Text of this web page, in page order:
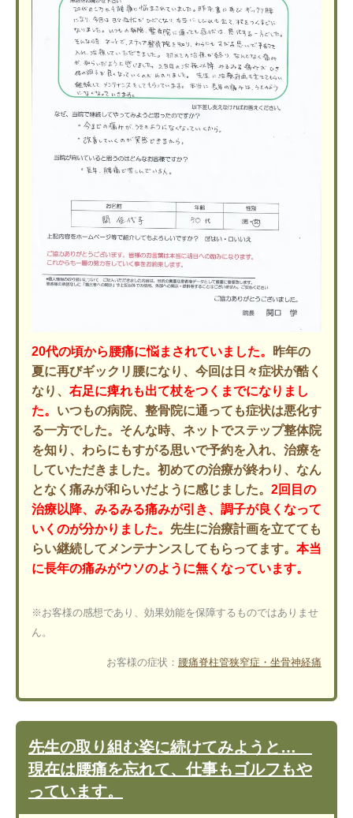
20代の頃から腰痛に悩まされていました。
昨年の
夏に再びギックリ腰になり、今回は日々症状が酷く
なり、 右足に痺れも出て杖をつくまでになりまし
た。 いつもの病院、整骨院に通っても症状は悪化す
る一方でした。そんな時、ネットでステップ整体院
を知り、わらにもすがる思いで予約を入れ、治療を
していただきました。初めての治療が終わり、なん
となく痛みが和らいだように感じました。 2回目の
治療以降、みるみる痛みが引き、調子が良くなって
いくのが分かりました。 先生に治療計画を立てても
らい継続してメンテナンスしてもらってます。 本当
に長年の痛みがウソのように無くなっています。
※お客様の感想であり、効果効能を保障するものではありませ
ん。
お客様の症状： 腰痛脊柱管狭窄症・坐骨神経痛
先生の取り組む姿に続けてみようと…
現在は腰痛を忘れて、仕事もゴルフもや
っています。